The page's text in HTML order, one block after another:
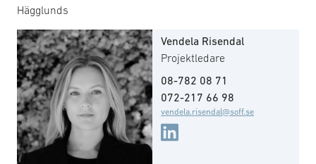
Hägglunds
Vendela Risendal
Projektledare
08-782 08 71
072-217 66 98
vendela.risendal@soff.se